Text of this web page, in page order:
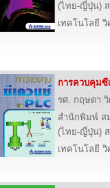
(ไทย-ญี่ปุ่น)
เทคโนโลยี
การควบคุมซี
รศ. กฤษดา
สำนักพิมพ์ ส
(ไทย-ญี่ปุ่น)
เทคโนโลยี